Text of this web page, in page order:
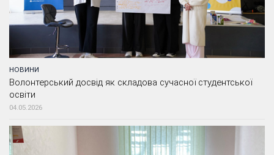
НОВИНИ
Волонтерський досвід як складова сучасної студентської
освіти
04.05.2026